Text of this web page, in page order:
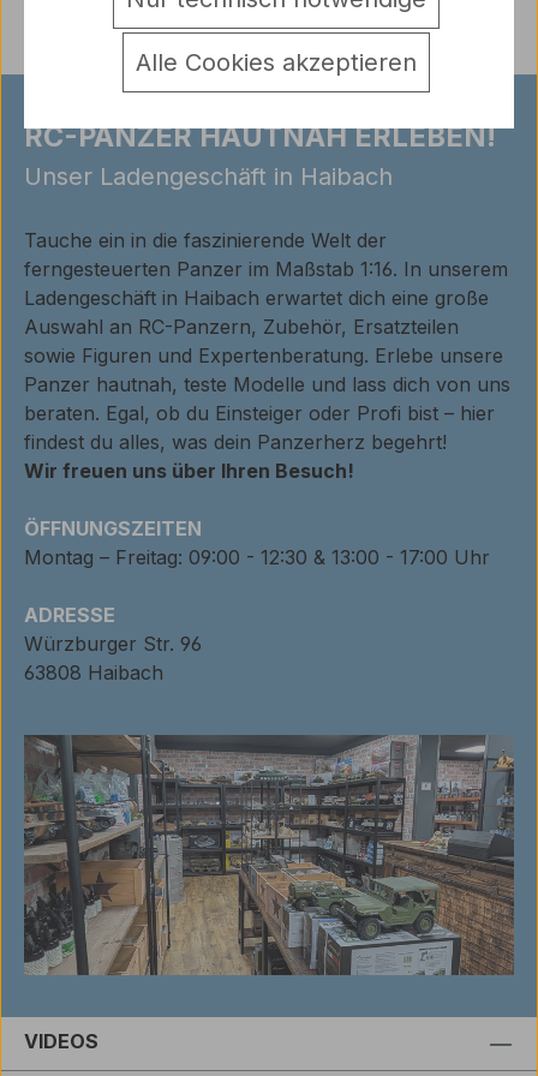
RC-PANZER HAUTNAH ERLEBEN!
Unser Ladengeschäft in Haibach
Tauche ein in die faszinierende Welt der
ferngesteuerten Panzer im Maßstab 1:16. In unserem
Ladengeschäft in Haibach erwartet dich eine große
Auswahl an RC-Panzern, Zubehör, Ersatzteilen
sowie Figuren und Expertenberatung. Erlebe unsere
Panzer hautnah, teste Modelle und lass dich von uns
beraten. Egal, ob du Einsteiger oder Profi bist – hier
findest du alles, was dein Panzerherz begehrt!
Wir freuen uns über Ihren Besuch!
ÖFFNUNGSZEITEN
Montag – Freitag: 09:00 - 12:30 & 13:00 - 17:00 Uhr
ADRESSE
Würzburger Str. 96
63808 Haibach
VIDEOS
Alle Cookies akzeptieren